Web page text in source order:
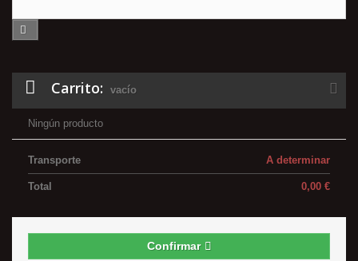
Carrito: vacío
Ningún producto
A determinar
Transporte
0,00 €
Total
Confirmar